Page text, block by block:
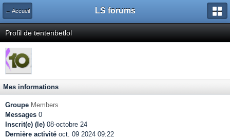
← Accueil LS forums
Profil de tentenbetlol
Mes informations
Groupe Members
Messages 0
Inscrit(e) (le) 08-octobre 24
Dernière activité oct. 09 2024 09:22